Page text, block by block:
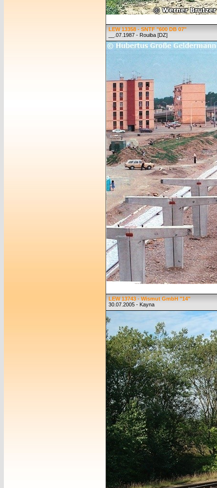
LEW 13358 - SNTF "600 DB 07"
__.07.1987 - Rouiba [DZ]
LEW 13743 - Wismut GmbH "14"
30.07.2005 - Kayna